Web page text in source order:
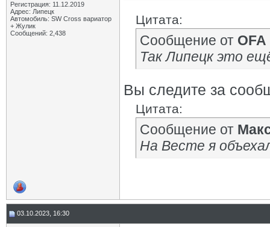
Регистрация: 11.12.2019
Адрес: Липецк
Автомобиль: SW Cross вариатор
+ Жулик
Сообщений: 2,438
Цитата:
Сообщение от OFA
Так Липецк это
Вы следите за
Цитата:
Сообщение от
На Весте я
03.10.2023, 16:30